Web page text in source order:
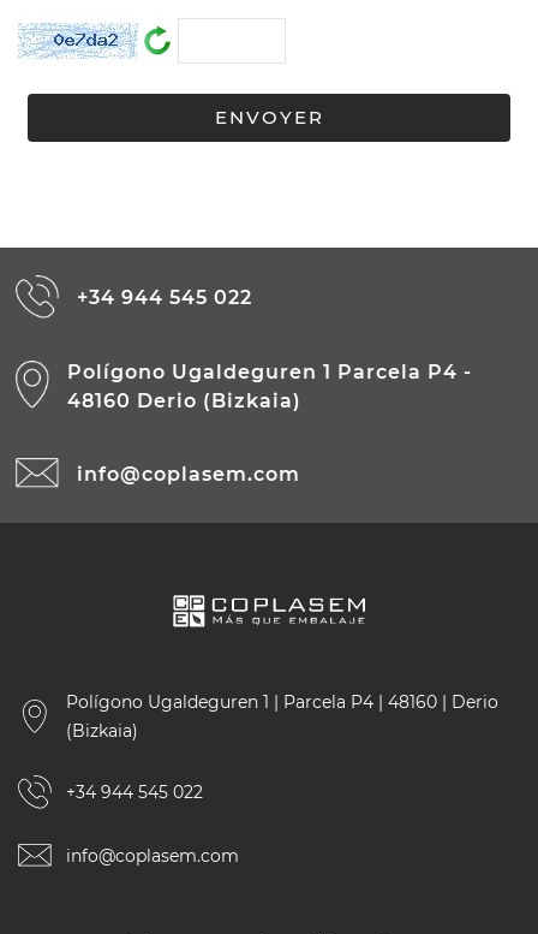
+34 944 545 022
Polígono Ugaldeguren 1 Parcela P4 -
48160 Derio (Bizkaia)
info@coplasem.com
Polígono Ugaldeguren 1 | Parcela P4 | 48160 | Derio
(Bizkaia)
+34 944 545 022
info@coplasem.com